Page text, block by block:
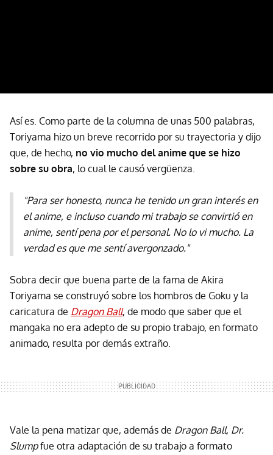
Así es. Como parte de la columna de unas 500 palabras,
Toriyama hizo un breve recorrido por su trayectoria y dijo
que, de hecho, no vio mucho del anime que se hizo
sobre su obra, lo cual le causó vergüenza.
"Para ser honesto, nunca he tenido un gran interés en
el anime, e incluso cuando mi trabajo se convirtió en
anime, sentí pena por el personal. No lo vi mucho. La
verdad es que me sentí avergonzado."
Sobra decir que buena parte de la fama de Akira
Toriyama se construyó sobre los hombros de Goku y la
caricatura de Dragon Ball, de modo que saber que el
mangaka no era adepto de su propio trabajo, en formato
animado, resulta por demás extraño.
Vale la pena matizar que, además de Dragon Ball, Dr.
Slumpfue otra adaptación de su trabajo a formato